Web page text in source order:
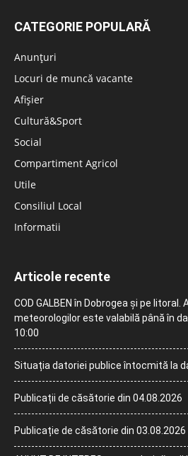
CATEGORIE POPULARĂ
Anunțuri
Locuri de muncă vacante
Afișier
Cultură&Sport
Social
Compartiment Agricol
Utile
Consiliul Local
Informatii
Articole recente
COD GALBEN în Dobrogea și pe litoral.
meteorologilor este valabilă până în
10:00
Situația datoriei publice întocmită la
Publicații de căsătorie din 04.08.2026
Publicație de căsătorie din 03.08.2026